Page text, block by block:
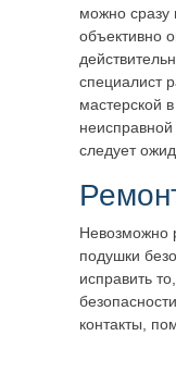
можно сразу
объективно
специалист
мастерской
неисправной
следует
Невозможно
подушки
исправить
безопасности
контакты,